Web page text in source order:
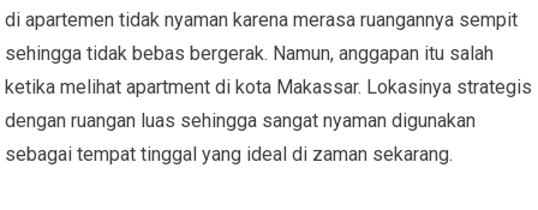
di apartemen tidak nyaman karena merasa ruangannya sempit
sehingga tidak bebas bergerak. Namun, anggapan itu salah
ketika melihat apartment di kota Makassar. Lokasinya strategis
dengan ruangan luas sehingga sangat nyaman digunakan
sebagai tempat tinggal yang ideal di zaman sekarang.